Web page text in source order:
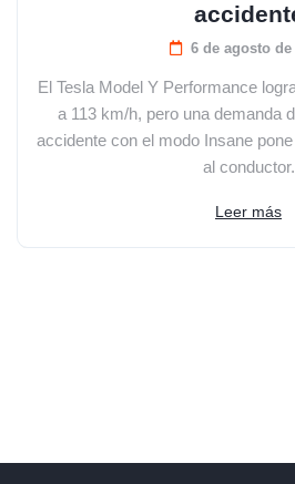
6 de agosto de
El Tesla Model Y Performance
a 113 km/h, pero una demanda
accidente con el modo Insane
al conductor.
Leer más